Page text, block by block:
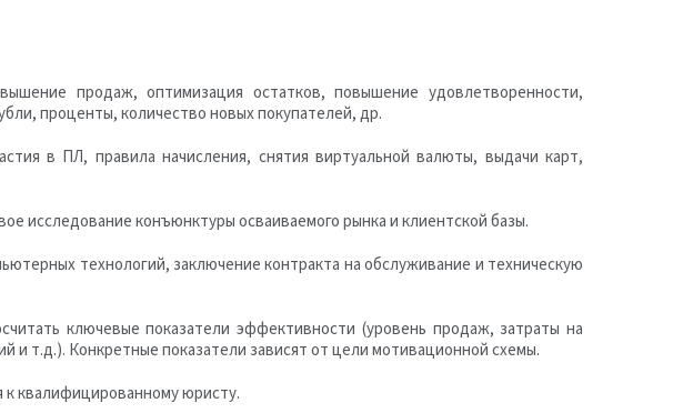
продаж, оптимизация остатков, повышение удовлетворенности,
проценты, количество новых покупателей, др.
в ПЛ, правила начисления, снятия виртуальной валюты, выдачи карт,
исследование конъюнктуры осваиваемого рынка и клиентской базы.
технологий, заключение контракта на обслуживание и техническую
ключевые показатели эффективности (уровень продаж, затраты на
и т.д.). Конкретные показатели зависят от цели мотивационной схемы.
к квалифицированному юристу.